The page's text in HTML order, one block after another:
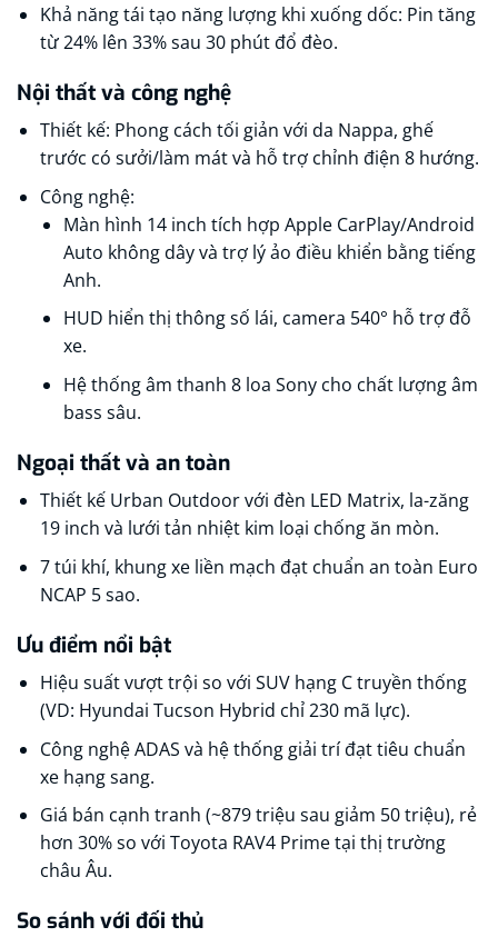
Khả năng tái tạo năng lượng khi xuống dốc: Pin tăng
từ 24% lên 33% sau 30 phút đổ đèo.
Nội thất và công nghệ
Thiết kế: Phong cách tối giản với da Nappa, ghế
trước có sưởi/làm mát và hỗ trợ chỉnh điện 8 hướng.
Công nghệ:
Màn hình 14 inch tích hợp Apple CarPlay/Android
Auto không dây và trợ lý ảo điều khiển bằng tiếng
Anh.
HUD hiển thị thông số lái, camera 540° hỗ trợ đỗ
xe.
Hệ thống âm thanh 8 loa Sony cho chất lượng âm
bass sâu.
Ngoại thất và an toàn
Thiết kế Urban Outdoor với đèn LED Matrix, la-zăng
19 inch và lưới tản nhiệt kim loại chống ăn mòn.
7 túi khí, khung xe liền mạch đạt chuẩn an toàn Euro
NCAP 5 sao.
Ưu điểm nổi bật
Hiệu suất vượt trội so với SUV hạng C truyền thống
(VD: Hyundai Tucson Hybrid chỉ 230 mã lực).
Công nghệ ADAS và hệ thống giải trí đạt tiêu chuẩn
xe hạng sang.
Giá bán cạnh tranh (~879 triệu sau giảm 50 triệu), rẻ
hơn 30% so với Toyota RAV4 Prime tại thị trường
châu Âu.
So sánh với đối thủ